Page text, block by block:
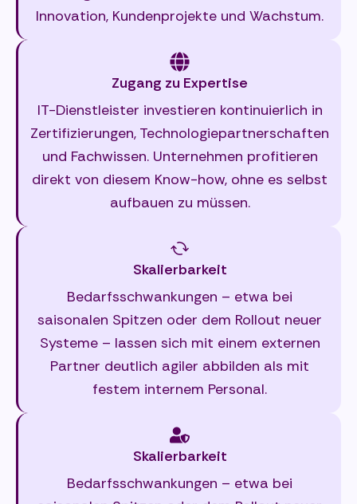
Innovation, Kundenprojekte und Wachstum.
Zugang zu Expertise
IT-Dienstleister investieren kontinuierlich in
Zertifizierungen, Technologiepartnerschaften
und Fachwissen. Unternehmen profitieren
direkt von diesem Know-how, ohne es selbst
aufbauen zu müssen.
Skalierbarkeit
Bedarfsschwankungen – etwa bei
saisonalen Spitzen oder dem Rollout neuer
Systeme – lassen sich mit einem externen
Partner deutlich agiler abbilden als mit
festem internem Personal.
Skalierbarkeit
Bedarfsschwankungen – etwa bei